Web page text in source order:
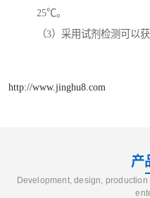
25℃。
（3）采用试剂检测可以
http://www.jinghu8.com
产
Development, design,